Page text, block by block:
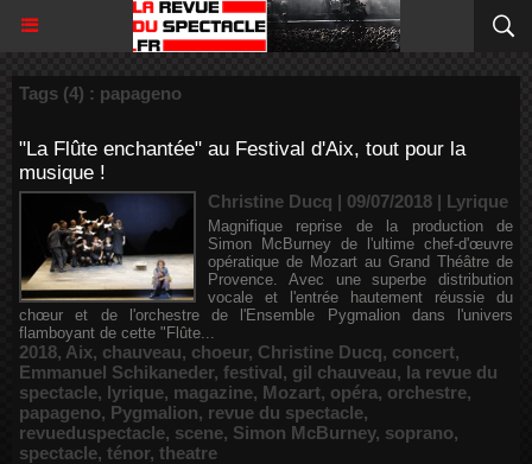
Tags (4) : papageno
"La Flûte enchantée" au Festival d'Aix, tout pour la
musique !
Christine Ducq | 09/07/2018 | Lyrique
Magnifique reprise de la production de
Simon McBurney de l'ultime chef-d'œuvre
opératique de Mozart au Grand Théâtre de
Provence. Avec une superbe distribution
vocale et l'entrée hautement réussie du
chœur et de l'orchestre de l'Ensemble Pygmalion dans l'univers
flamboyant de cette "Flûte...
2018, Aix, chauveau, choeur, Christine Ducq, concert,
Emmanuel Schikaneder, festival, gil chauveau, la revue du
spectacle, lyrique, magazine, Mozart, opéra, orchestre,
papageno, Pygmalion, revue du spectacle,
revueduspectacle, scene, Simon McBurney, soprano,
spectacle, ténor, theatre